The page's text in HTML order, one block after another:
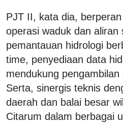
PJT II, kata dia,
operasi waduk dan aliran
pemantauan hidrologi
time, penyediaan data
mendukung
Serta, sinergis teknis
daerah dan balai besar
Citarum dalam berbagai